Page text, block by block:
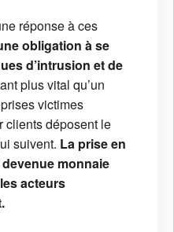
réponse à ces
obligation à se
d’intrusion et de
plus vital qu’un
victimes
clients déposent le
suivent. La prise en
monnaie
acteurs